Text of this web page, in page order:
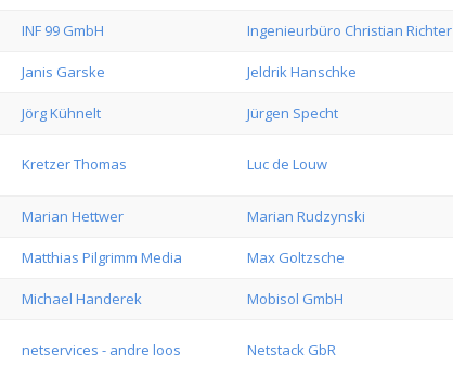
INF 99 GmbH Ingenieurbüro Christian Richter
Janis Garske Jeldrik Hanschke
Jörg Kühnelt Jürgen Specht
Kretzer Thomas Luc de Louw
Marian Hettwer Marian Rudzynski
Matthias Pilgrimm Media Max Goltzsche
Michael Handerek Mobisol GmbH
netservices - andre loos Netstack GbR